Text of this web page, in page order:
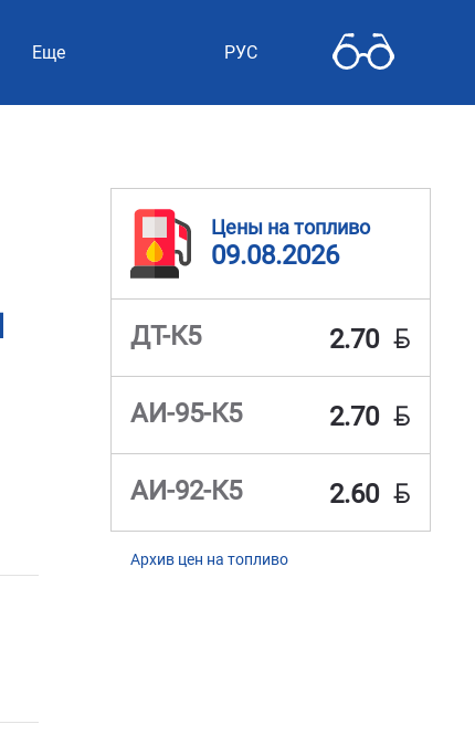
Еще РУС
Цены на топливо
09.08.2026
ДТ-К5 2.70 BYN
АИ-95-К5 2.70 BYN
АИ-92-К5 2.60 BYN
Архив цен на топливо